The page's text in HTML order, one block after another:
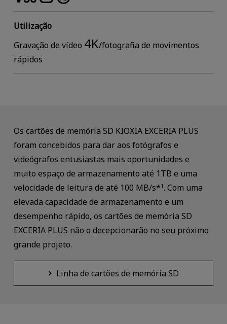
Utilização
Gravação de vídeo 4K/fotografia de movimentos
rápidos
Os cartões de memória SD KIOXIA EXCERIA PLUS
foram concebidos para dar aos fotógrafos e
videógrafos entusiastas mais oportunidades e
muito espaço de armazenamento até 1TB e uma
velocidade de leitura de até 100 MB/s*1. Com uma
elevada capacidade de armazenamento e um
desempenho rápido, os cartões de memória SD
EXCERIA PLUS não o decepcionarão no seu próximo
grande projeto.
Linha de cartões de memória SD